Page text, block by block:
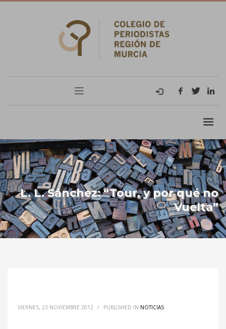
L. L. Sánchez: “Tour, y por qué no
Vuelta”
VIERNES, 23 NOVIEMBRE 2012 / PUBLISHED IN NOTICIAS